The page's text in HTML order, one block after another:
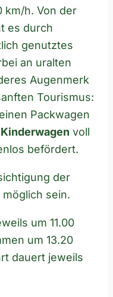
km/h. Von der
es durch
genutztes
an uralten
Augenmerk
Tourismus:
Packwagen
voll
befördert.
der
möglich sein.
um 11.00
um 13.20
dauert jeweils